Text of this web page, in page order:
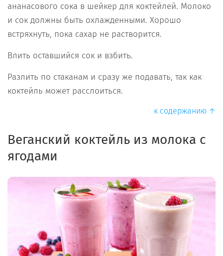
ананасового сока в шейкер для коктейлей. Молоко
и сок должны быть охлажденными. Хорошо
встряхнуть, пока сахар не растворится.
Влить оставшийся сок и взбить.
Разлить по стаканам и сразу же подавать, так как
коктейль может расслоиться.
к содержанию ↑
Веганский коктейль из молока с
ягодами